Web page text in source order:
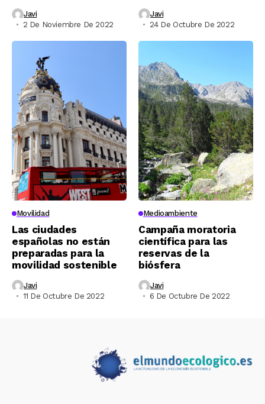
Javi
2 De Noviembre De 2022
Javi
24 De Octubre De 2022
Movilidad
Las ciudades
españolas no están
preparadas para la
movilidad sostenible
Javi
11 De Octubre De 2022
Medioambiente
Campaña moratoria
científica para las
reservas de la
biósfera
Javi
6 De Octubre De 2022